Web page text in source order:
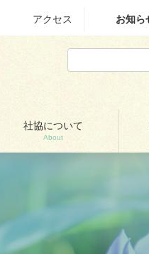
アクセス お知ら
社協について
About